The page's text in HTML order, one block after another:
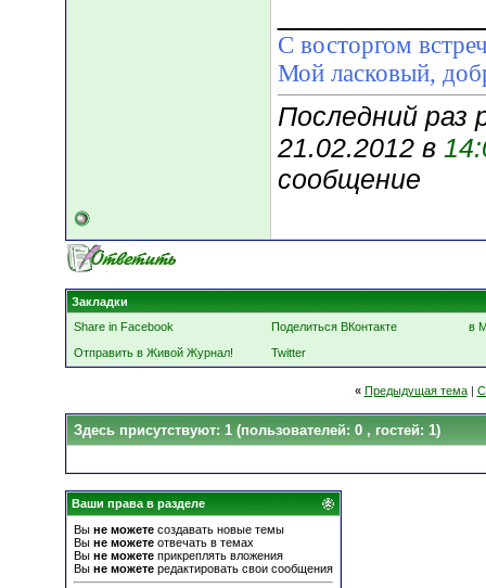
С восторгом
Мой ласковый,
Последний раз
21.02.2012 в
сообщение
Закладки
Share in Facebook
Поделиться ВКонтакте
в
Отправить в Живой Журнал!
Twitter
« Предыдущая тема|
Здесь присутствуют: 1 (пользователей: 0 , гостей: 1)
Ваши права в разделе
Вы не можете создавать новые темы
Вы не можете отвечать в темах
Вы не можете прикреплять вложения
Вы не можете редактировать свои сообщения